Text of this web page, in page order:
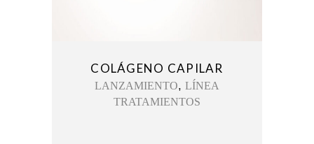
COLÁGENO CAPILAR
LANZAMIENTO, LÍNEA
TRATAMIENTOS